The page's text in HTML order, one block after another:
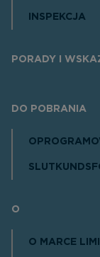
INSPEKCJA
PORADY I
DO POBRANIA
O
O MARCE